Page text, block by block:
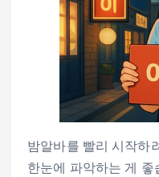
밤알바를 빨리 시작하
한눈에 파악하는 게 좋